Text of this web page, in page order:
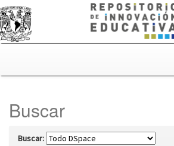
Buscar
Buscar: